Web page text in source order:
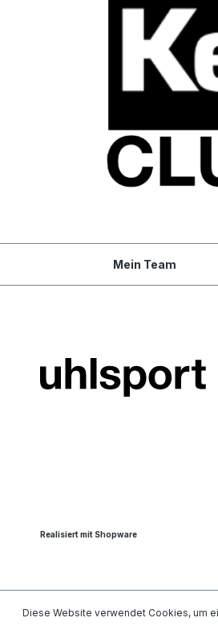
Mein Team
Realisiert mit Shopware
Diese Website verwendet Cookies, um